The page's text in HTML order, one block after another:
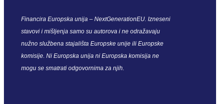
Financira Europska unija – NextGenerationEU. Izneseni
stavovi i mišljenja samo su autorova i ne odražavaju
nužno službena stajališta Europske unije ili Europske
komisije. Ni Europska unija ni Europska komisija ne
mogu se smatrati odgovornima za njih.